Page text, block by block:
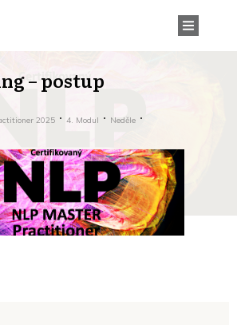
– postup
2025 4. Modul Neděle